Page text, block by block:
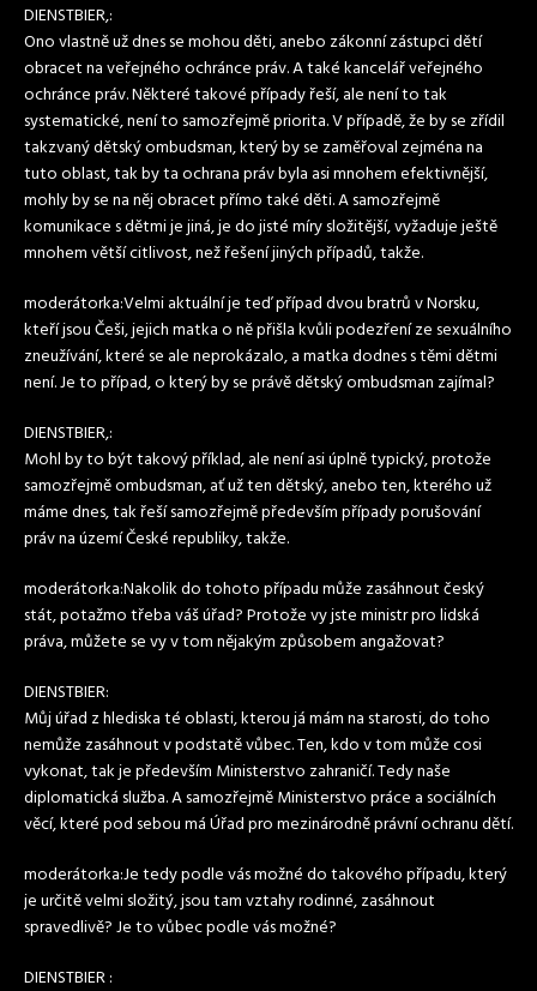
DIENSTBIER,:
Ono vlastně už dnes se mohou děti, anebo zákonní zástupci dětí
obracet na veřejného ochránce práv. A také kancelář veřejného
ochránce práv. Některé takové případy řeší, ale není to tak
systematické, není to samozřejmě priorita. V případě, že by se zřídil
takzvaný dětský ombudsman, který by se zaměřoval zejména na
tuto oblast, tak by ta ochrana práv byla asi mnohem efektivnější,
mohly by se na něj obracet přímo také děti. A samozřejmě
komunikace s dětmi je jiná, je do jisté míry složitější, vyžaduje ještě
mnohem větší citlivost, než řešení jiných případů, takže.
moderátorka:Velmi aktuální je teď případ dvou bratrů v Norsku,
kteří jsou Češi, jejich matka o ně přišla kvůli podezření ze sexuálního
zneužívání, které se ale neprokázalo, a matka dodnes s těmi dětmi
není. Je to případ, o který by se právě dětský ombudsman zajímal?
DIENSTBIER,:
Mohl by to být takový příklad, ale není asi úplně typický, protože
samozřejmě ombudsman, ať už ten dětský, anebo ten, kterého už
máme dnes, tak řeší samozřejmě především případy porušování
práv na území České republiky, takže.
moderátorka:Nakolik do tohoto případu může zasáhnout český
stát, potažmo třeba váš úřad? Protože vy jste ministr pro lidská
práva, můžete se vy v tom nějakým způsobem angažovat?
DIENSTBIER:
Můj úřad z hlediska té oblasti, kterou já mám na starosti, do toho
nemůže zasáhnout v podstatě vůbec. Ten, kdo v tom může cosi
vykonat, tak je především Ministerstvo zahraničí. Tedy naše
diplomatická služba. A samozřejmě Ministerstvo práce a sociálních
věcí, které pod sebou má Úřad pro mezinárodně právní ochranu dětí.
moderátorka:Je tedy podle vás možné do takového případu, který
je určitě velmi složitý, jsou tam vztahy rodinné, zasáhnout
spravedlivě? Je to vůbec podle vás možné?
DIENSTBIER :